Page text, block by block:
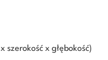
szerokość x głębokość)